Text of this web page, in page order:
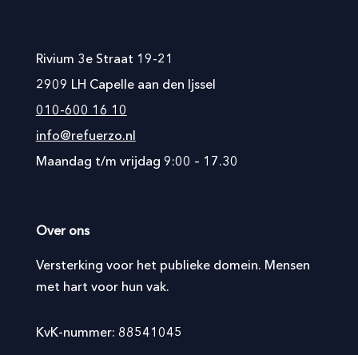
Rivium 3e Straat 19-21
2909 LH Capelle aan den Ijssel
010-600 16 10
info@refuerzo.nl
Maandag t/m vrijdag 9:00 – 17.30
Over ons
Versterking voor het publieke domein. Mensen
met hart voor hun vak.
KvK-nummer: 88541045